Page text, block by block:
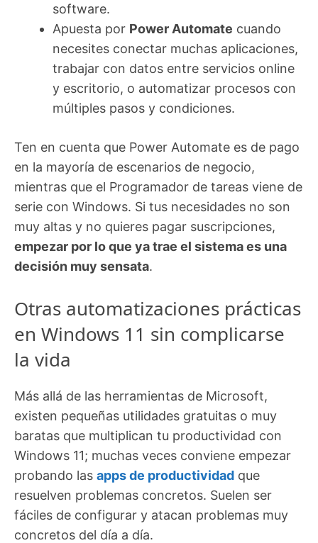
software.
Apuesta por Power Automate cuando
necesites conectar muchas aplicaciones,
trabajar con datos entre servicios online
y escritorio, o automatizar procesos con
múltiples pasos y condiciones.
Ten en cuenta que Power Automate es de pago
en la mayoría de escenarios de negocio,
mientras que el Programador de tareas viene de
serie con Windows. Si tus necesidades no son
muy altas y no quieres pagar suscripciones,
empezar por lo que ya trae el sistema es una
decisión muy sensata.
Otras automatizaciones prácticas
en Windows 11 sin complicarse
la vida
Más allá de las herramientas de Microsoft,
existen pequeñas utilidades gratuitas o muy
baratas que multiplican tu productividad con
Windows 11; muchas veces conviene empezar
probando las apps de productividad que
resuelven problemas concretos. Suelen ser
fáciles de configurar y atacan problemas muy
concretos del día a día.